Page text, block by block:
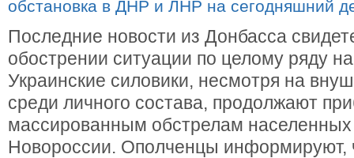
Последние новости из Донбасса
обострении ситуации по целому ряду
Украинские силовики, несмотря на
среди личного состава, продолжают
массированным обстрелам населенных
Новороссии. Ополченцы информируют,